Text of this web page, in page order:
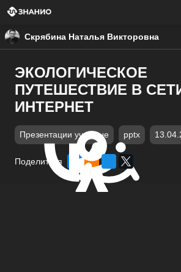
Скрябина Наталья Викторовна
ЭКОЛОГИЧЕСКОЕ
ПУТЕШЕСТВИЕ В
ИНТЕРНЕТ
Презентации учебные pptx
Поделиться